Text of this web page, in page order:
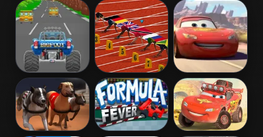
Madmen Racing StreetRace
Fury
Chase Racing
Cars
Turbotastic 100 Metres
Race
Lightnings Off
Road Training